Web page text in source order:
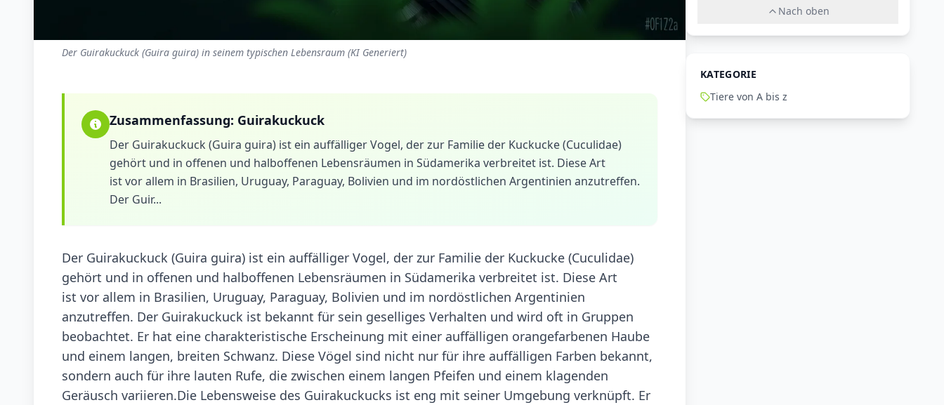
Der Guirakuckuck (Guira guira) in seinem typischen Lebensraum (KI Generiert)
Zusammenfassung: Guirakuckuck
Der Guirakuckuck (Guira guira) ist ein auffälliger Vogel, der zur Familie der Kuckucke (Cuculidae)
gehört und in offenen und halboffenen Lebensräumen in Südamerika verbreitet ist. Diese Art
ist vor allem in Brasilien, Uruguay, Paraguay, Bolivien und im nordöstlichen Argentinien anzutreffen.
Der Guir...
Der Guirakuckuck (Guira guira) ist ein auffälliger Vogel, der zur Familie der Kuckucke (Cuculidae)
gehört und in offenen und halboffenen Lebensräumen in Südamerika verbreitet ist. Diese Art
ist vor allem in Brasilien, Uruguay, Paraguay, Bolivien und im nordöstlichen Argentinien
anzutreffen. Der Guirakuckuck ist bekannt für sein geselliges Verhalten und wird oft in Gruppen
beobachtet. Er hat eine charakteristische Erscheinung mit einer auffälligen orangefarbenen Haube
und einem langen, breiten Schwanz. Diese Vögel sind nicht nur für ihre auffälligen Farben bekannt,
sondern auch für ihre lauten Rufe, die zwischen einem langen Pfeifen und einem klagenden
Geräusch variieren.Die Lebensweise des Guirakuckucks ist eng mit seiner Umgebung verknüpft. Er
Nach oben
KATEGORIE
Tiere von A bis z